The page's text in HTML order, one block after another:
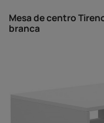
Mesa de centro
branca